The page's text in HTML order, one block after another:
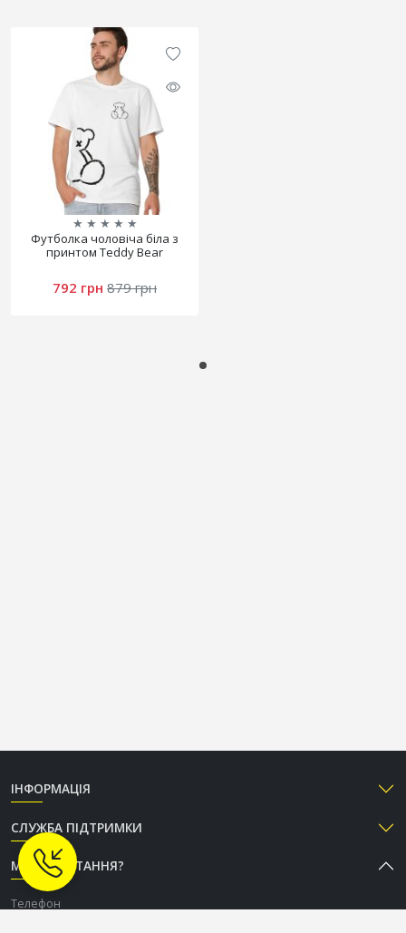
★ ★ ★ ★ ★
Футболка чоловіча біла з
принтом Teddy Bear
792 грн 879 грн
ІНФОРМАЦІЯ
СЛУЖБА ПІДТРИМКИ
МАЄТЕ ПИТАННЯ?
Телефон